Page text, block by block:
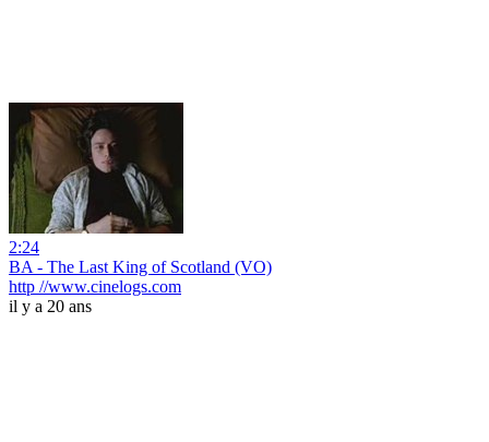
2:24
BA - The Last King of Scotland (VO)
http //www.cinelogs.com
il y a 20 ans